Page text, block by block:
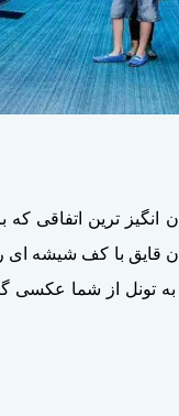
انگیز ترین اتفاقی
که قبل از ورود به